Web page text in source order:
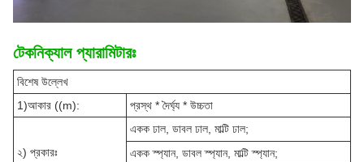
টেকনিক্যাল প্যারামিটারঃ
বিশেষ উল্লেখ
1)আকার ((m):
প্রস্থ * দৈর্ঘ্য * উচ্চতা
২) প্রকারঃ
একক ঢাল, ডাবল ঢাল, মাল্টি ঢাল;
একক স্প্যান, ডাবল স্প্যান, মাল্টি স্প্যান;